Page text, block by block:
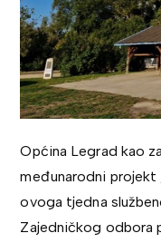
Općina Legrad kao
međunarodni projekt
ovoga tjedna
Zajedničkog odbora